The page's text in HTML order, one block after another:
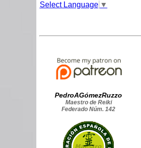
Select Language ▼
PedroAGómezRuzzo
Maestro de Reiki
Federado Núm. 142